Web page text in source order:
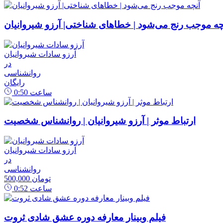
موجب رنج می‌شود | خطاهای شناختی| آرزو شیروانیان
آرزو سادات شیروانیان
در
روانشناسی
رایگان
0:50 ساعت
ارتباط موثر | آرزو شیروانیان | روانشناس شخصیت
آرزو سادات شیروانیان
در
روانشناسی
500,000 تومان
0:52 ساعت
فیلم وبینار معارفه دوره عشق شادی ثروت